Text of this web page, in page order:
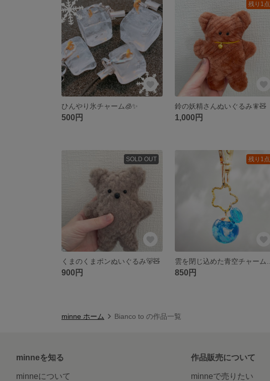
ひんやり氷チャーム🧊✨
500円
残り1点
鈴の妖精さんぬいぐるみ🧚🧸
1,000円
SOLD OUT
くまのくまポンぬいぐるみ🐻🧸
900円
残り1点
850円
minne ホーム Bianco to の作品一覧
minneを知る
minneについて
作品販売について
minneで売りたい